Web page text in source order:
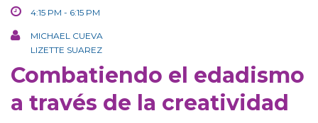
4:15 PM - 6:15 PM
MICHAEL CUEVA
LIZETTE SUAREZ
Combatiendo el edadismo
a través de la creatividad